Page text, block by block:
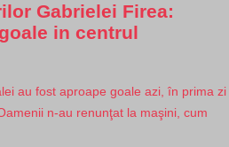
Gabrielei Firea:
in centrul
au fost aproape goale azi, în prima zi
n-au renunţat la maşini, cum